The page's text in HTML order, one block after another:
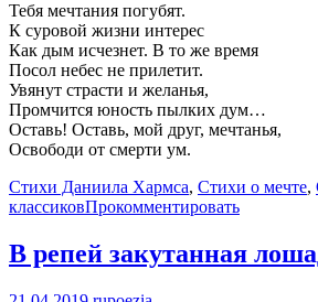
Тебя мечтания погубят.
К суровой жизни интерес
Как дым исчезнет. В то же время
Посол небес не прилетит.
Увянут страсти и желанья,
Промчится юность пылких дум…
Оставь! Оставь, мой друг, мечтанья,
Освободи от смерти ум.
Стихи Даниила Хармса, Стихи о мечте,
классиковПрокомментировать
В репей закутанная